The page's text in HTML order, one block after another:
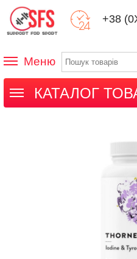
+38
Меню
КАТАЛОГ